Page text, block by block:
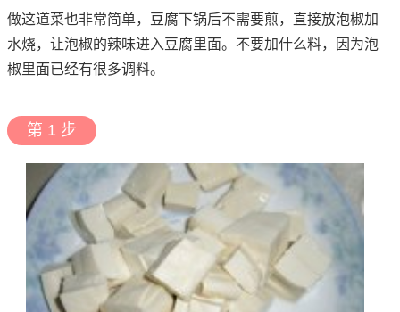
做这道菜也非常简单，豆腐下锅后不需要煎，直接放泡椒加
水烧，让泡椒的辣味进入豆腐里面。不要加什么料，因为泡
椒里面已经有很多调料。
第 1 步